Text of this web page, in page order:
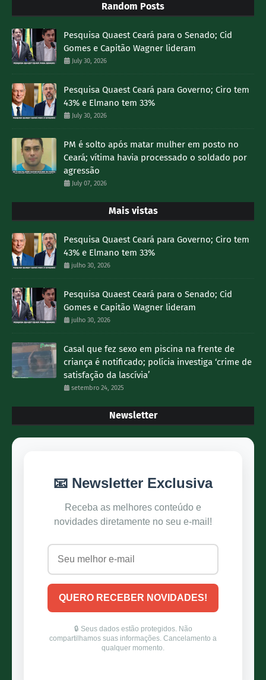
Random Posts
Pesquisa Quaest Ceará para o Senado; Cid
Gomes e Capitão Wagner lideram
July 30, 2026
Pesquisa Quaest Ceará para Governo; Ciro tem
43% e Elmano tem 33%
July 30, 2026
PM é solto após matar mulher em posto no
Ceará; vítima havia processado o soldado por
agressão
July 07, 2026
Mais vistas
Pesquisa Quaest Ceará para Governo; Ciro tem
43% e Elmano tem 33%
julho 30, 2026
Pesquisa Quaest Ceará para o Senado; Cid
Gomes e Capitão Wagner lideram
julho 30, 2026
Casal que fez sexo em piscina na frente de
criança é notificado; polícia investiga ‘crime de
satisfação da lascívia’
setembro 24, 2025
Newsletter